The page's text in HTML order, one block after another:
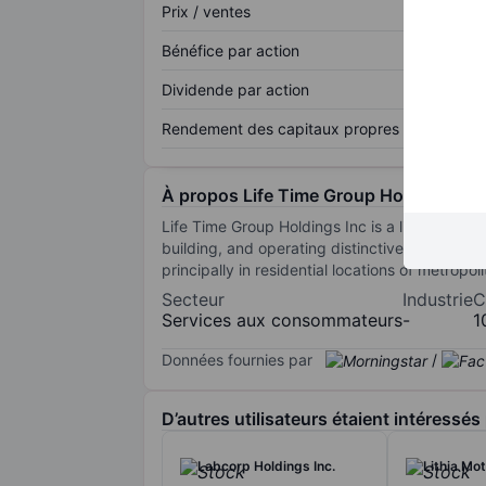
Prix / ventes
Bénéfice par action
Dividende par action
Rendement des capitaux propres
À propos Life Time Group Holdings Inc.
Life Time Group Holdings Inc is a lifestyle
building, and operating distinctive and
principally in residential locations of
Secteur
Services aux consommateurs
Industrie
-
Données fournies par /
D’autres utilisateurs étaient intéressés
Labcorp Holdings Inc. Lithia